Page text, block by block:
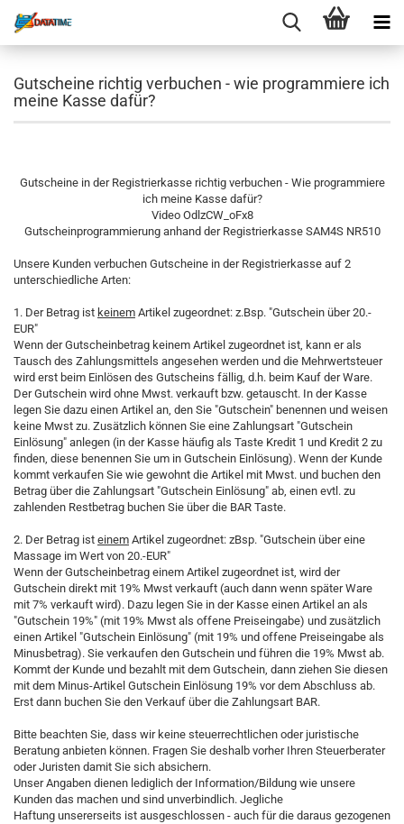
Gutscheine richtig verbuchen - wie programmiere ich
meine Kasse dafür?
Gutscheine in der Registrierkasse richtig verbuchen - Wie programmiere
ich meine Kasse dafür?
Video OdlzCW_oFx8
Gutscheinprogrammierung anhand der Registrierkasse SAM4S NR510
Unsere Kunden verbuchen Gutscheine in der Registrierkasse auf 2
unterschiedliche Arten:
1. Der Betrag ist keinem Artikel zugeordnet: z.Bsp. "Gutschein über 20.-
EUR"
Wenn der Gutscheinbetrag keinem Artikel zugeordnet ist, kann er als
Tausch des Zahlungsmittels angesehen werden und die Mehrwertsteuer
wird erst beim Einlösen des Gutscheins fällig, d.h. beim Kauf der Ware.
Der Gutschein wird ohne Mwst. verkauft bzw. getauscht. In der Kasse
legen Sie dazu einen Artikel an, den Sie "Gutschein" benennen und weisen
keine Mwst zu. Zusätzlich können Sie eine Zahlungsart "Gutschein
Einlösung" anlegen (in der Kasse häufig als Taste Kredit 1 und Kredit 2 zu
finden, diese benennen Sie um in Gutschein Einlösung). Wenn der Kunde
kommt verkaufen Sie wie gewohnt die Artikel mit Mwst. und buchen den
Betrag über die Zahlungsart "Gutschein Einlösung" ab, einen evtl. zu
zahlenden Restbetrag buchen Sie über die BAR Taste.
2. Der Betrag ist einem Artikel zugeordnet: zBsp. "Gutschein über eine
Massage im Wert von 20.-EUR"
Wenn der Gutscheinbetrag einem Artikel zugeordnet ist, wird der
Gutschein direkt mit 19% Mwst verkauft (auch dann wenn später Ware
mit 7% verkauft wird). Dazu legen Sie in der Kasse einen Artikel an als
"Gutschein 19%" (mit 19% Mwst als offene Preiseingabe) und zusätzlich
einen Artikel "Gutschein Einlösung" (mit 19% und offene Preiseingabe als
Minusbetrag). Sie verkaufen den Gutschein und führen die 19% Mwst ab.
Kommt der Kunde und bezahlt mit dem Gutschein, dann ziehen Sie diesen
mit dem Minus-Artikel Gutschein Einlösung 19% vor dem Abschluss ab.
Erst dann buchen Sie den Verkauf über die Zahlungsart BAR.
Bitte beachten Sie, dass wir keine steuerrechtlichen oder juristische
Beratung anbieten können. Fragen Sie deshalb vorher Ihren Steuerberater
oder Juristen damit Sie sich absichern.
Unser Angaben dienen lediglich der Information/Bildung wie unsere
Kunden das machen und sind unverbindlich. Jegliche
Haftung unsererseits ist ausgeschlossen - auch für die daraus gezogenen